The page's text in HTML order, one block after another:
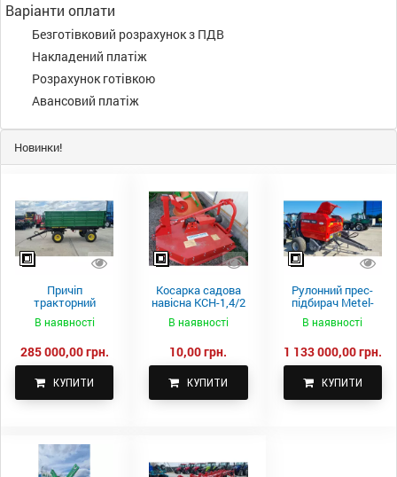
Варіанти оплати
Безготівковий розрахунок з ПДВ
Накладений платіж
Розрахунок готівкою
Авансовий платіж
Новинки!
Причіп
тракторний
самоскидний
Spike 2 ПТС-4
В наявності
285 000,00 грн.
КУПИТИ
Косарка садова
навісна КСН-1,4/2
В наявності
10,00 грн.
КУПИТИ
Рулонний прес-
підбирач Metel-
Fach Z 587
В наявності
1 133 000,00 грн.
КУПИТИ